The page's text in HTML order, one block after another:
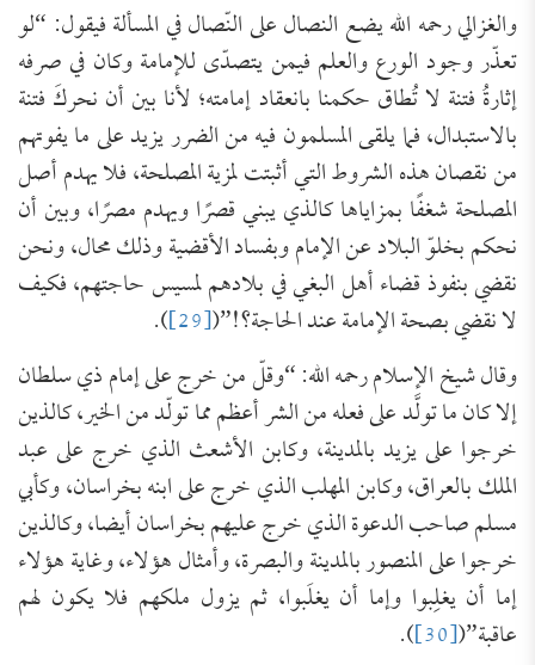
والغزالي رحمه الله يضع النصال على النّصال في المسألة فيقول: “لو
تعذّر وجود الورع والعلم فيمن يتصدّى للإمامة وكان في صرفه
إثارةُ فتنة لا تُطاق حكمنا بانعقاد إمامته؛ لأنا بين أن نحركَ فتنة
بالاستبدال، فما يلقى المسلمون فيه من الضرر يزيد على ما يفوتهم
من نقصان هذه الشروط التي أثبتت لمزية المصلحة، فلا يهدم أصل
المصلحة شغفًا بمزاياها كالذي يبني قصرًا ويهدم مصرًا، وبين أن
نحكم بخلوّ البلاد عن الإمام وبفساد الأقضية وذلك محال، ونحن
نقضي بنفوذ قضاء أهل البغي في بلادهم لمسيس حاجتهم، فكيف
لا نقضي بصحة الإمامة عند الحاجة؟!”([29]
).
وقال شيخ الإسلام رحمه الله: “وقلّ من خرج على إمام ذي سلطان
إلا كان ما تولَّد على فعله من الشر أعظم مما تولّد من الخير، كالذين
خرجوا على يزيد بالمدينة، وكابن الأشعث الذي خرج على عبد
الملك بالعراق، وكابن المهلب الذي خرج على ابنه بخراسان، وكأبي
مسلم صاحب الدعوة الذي خرج عليهم بخراسان أيضا، وكالذين
خرجوا على المنصور بالمدينة والبصرة، وأمثال هؤلاء، وغاية هؤلاء
إما أن يغلِبوا وإما أن يغلَبوا، ثم يزول ملكهم فلا يكون لهم
عاقبة”([30]
).